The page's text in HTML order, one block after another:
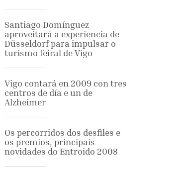
Santiago Domínguez
aproveitará a experiencia de
Düsseldorf para impulsar o
turismo feiral de Vigo
Vigo contará en 2009 con tres
centros de día e un de
Alzheimer
Os percorridos dos desfiles e
os premios, principais
novidades do Entroido 2008